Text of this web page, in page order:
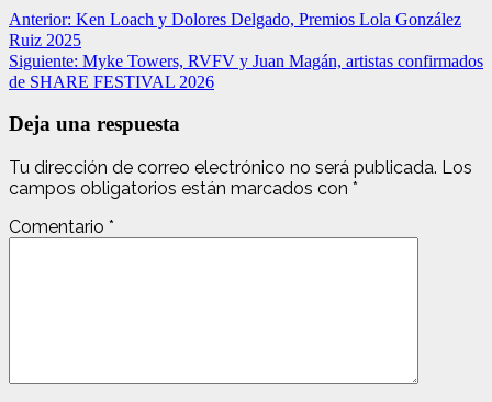
Anterior: Ken Loach y Dolores Delgado, Premios Lola González
Ruiz 2025
Siguiente: Myke Towers, RVFV y Juan Magán, artistas confirmados
de SHARE FESTIVAL 2026
Deja una respuesta
Tu dirección de correo electrónico no será publicada. Los
campos obligatorios están marcados con *
Comentario *